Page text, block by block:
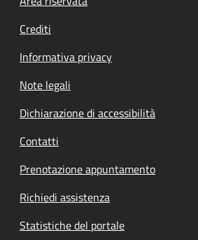
Crediti
Informativa privacy
Note legali
Dichiarazione di accessibilità
Contatti
Prenotazione appuntamento
Richiedi assistenza
Statistiche del portale